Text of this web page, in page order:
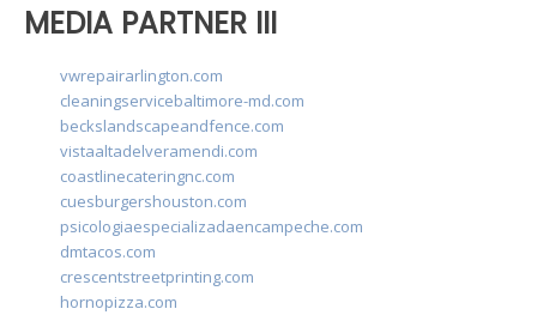
MEDIA PARTNER III
vwrepairarlington.com
cleaningservicebaltimore-md.com
beckslandscapeandfence.com
vistaaltadelveramendi.com
coastlinecateringnc.com
cuesburgershouston.com
psicologiaespecializadaencampeche.com
dmtacos.com
crescentstreetprinting.com
hornopizza.com